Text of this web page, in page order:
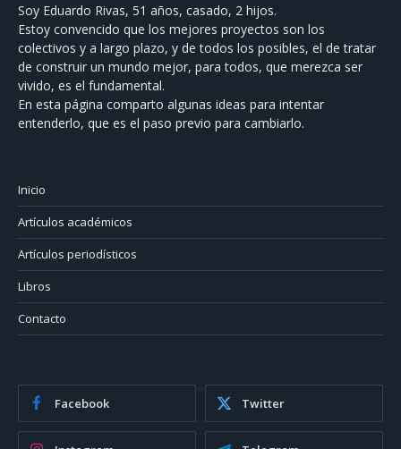
Soy Eduardo Rivas, 51 años, casado, 2 hijos.
Estoy convencido que los mejores proyectos son los
colectivos y a largo plazo, y de todos los posibles, el de tratar
de construir un mundo mejor, para todos, que merezca ser
vivido, es el fundamental.
En esta página comparto algunas ideas para intentar
entenderlo, que es el paso previo para cambiarlo.
Inicio
Artículos académicos
Artículos periodísticos
Libros
Contacto
Facebook Twitter